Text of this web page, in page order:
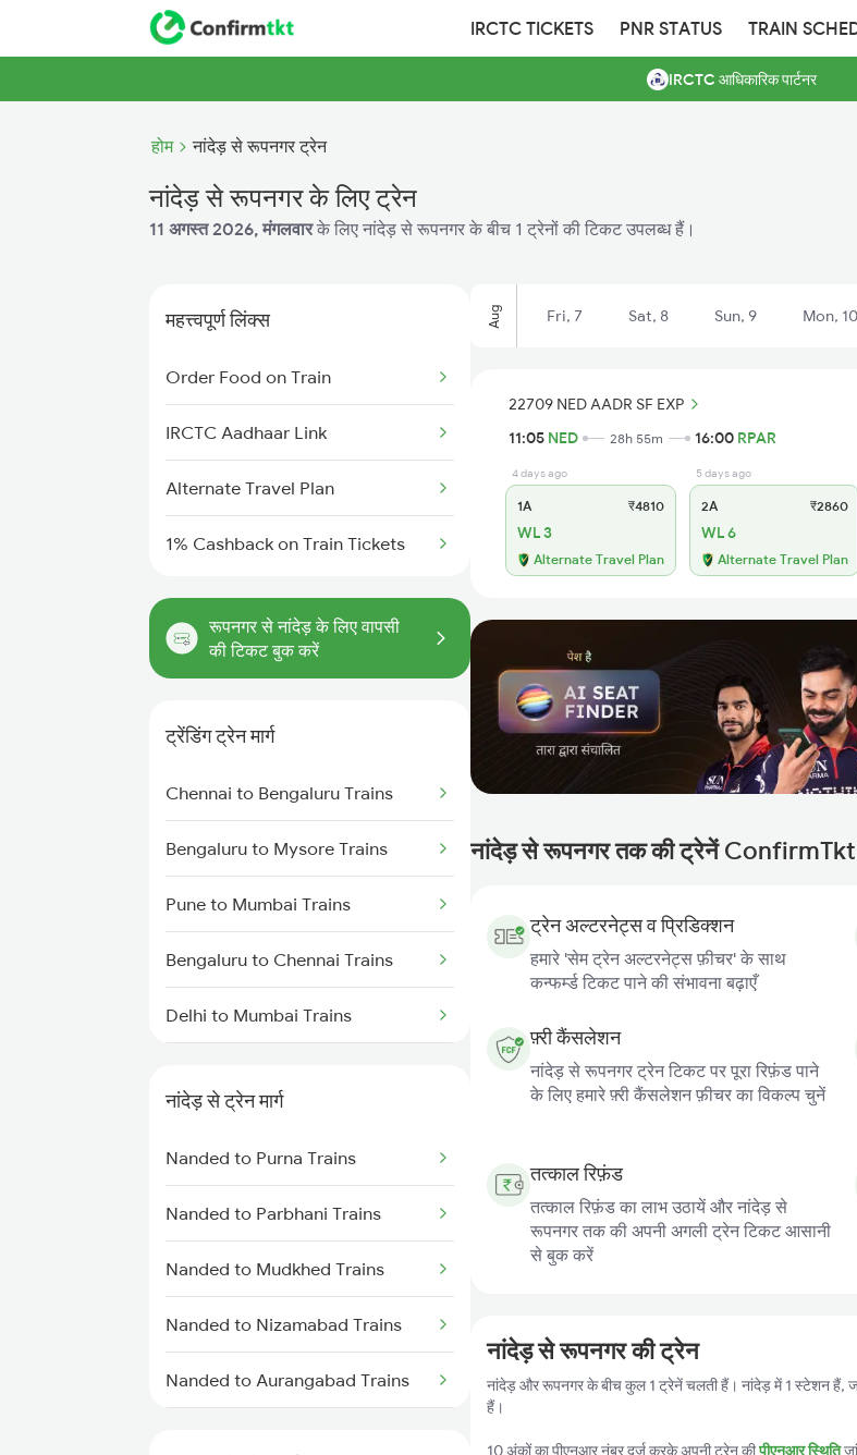
IRCTC TICKETS PNR STATUS TRAIN
IRCTC आधिकारिक पार्टनर
होम नांदेड़ से रूपनगर ट्रेन
नांदेड़ से रूपनगर के लिए ट्रेन
11 अगस्त 2026, मंगलवारके लिए नांदेड़ से रूपनगर के बीच 1 ट्रेनों की टिकट उपलब्ध हैं।
महत्त्वपूर्ण लिंक्स
Order Food on Train
IRCTC Aadhaar Link
Alternate Travel Plan
1% Cashback on Train Tickets
रूपनगर से नांदेड़ के लिए वापसी
की टिकट बुक करें
ट्रेंडिंग ट्रेन मार्ग
Chennai to Bengaluru Trains
Bengaluru to Mysore Trains
Pune to Mumbai Trains
Bengaluru to Chennai Trains
Delhi to Mumbai Trains
Mumbai to Delhi Trains
Mumbai to Goa Trains
Chennai to Coimbatore Trains
नांदेड़ से ट्रेन मार्ग
Nanded to Purna Trains
Nanded to Parbhani Trains
Nanded to Mudkhed Trains
Nanded to Nizamabad Trains
Nanded to Aurangabad Trains
Aug Fri, 7 Sat, 8 Sun, 9 Mon, 10
22709 NED AADR SF EXP
11:05 NED 28h 55m 16:00 RPAR
4 days ago
1A ₹4810
WL 3
Alternate Travel Plan
5 days ago
2A ₹2860
WL 6
Alternate Travel Plan
नांदेड़ से रूपनगर तक की ट्रेनें
ट्रेन अल्टरनेट्स व प्रिडिक्शन
हमारे 'सेम ट्रेन अल्टरनेट्स फ़ीचर' के साथ
कन्फर्म्ड टिकट पाने की संभावना बढ़ाएँ
फ़्री कैंसलेशन
नांदेड़ से रूपनगर ट्रेन टिकट पर पूरा रिफ़ंड पाने
के लिए हमारे फ़्री कैंसलेशन फ़ीचर का विकल्प चुनें
तत्काल रिफ़ंड
तत्काल रिफ़ंड का लाभ उठायें और नांदेड़ से
रूपनगर तक की अपनी अगली ट्रेन टिकट आसानी
से बुक करें
नांदेड़ से रूपनगर की ट्रेन
नांदेड़ और रूपनगर के बीच कुल 1 ट्रेनें चलती हैं। नांदेड़ में 1 स्टेशन
हैं।
10 अंकों का पीएनआर नंबर दर्ज करके अपनी ट्रेन कीपीएनआर स्थिति